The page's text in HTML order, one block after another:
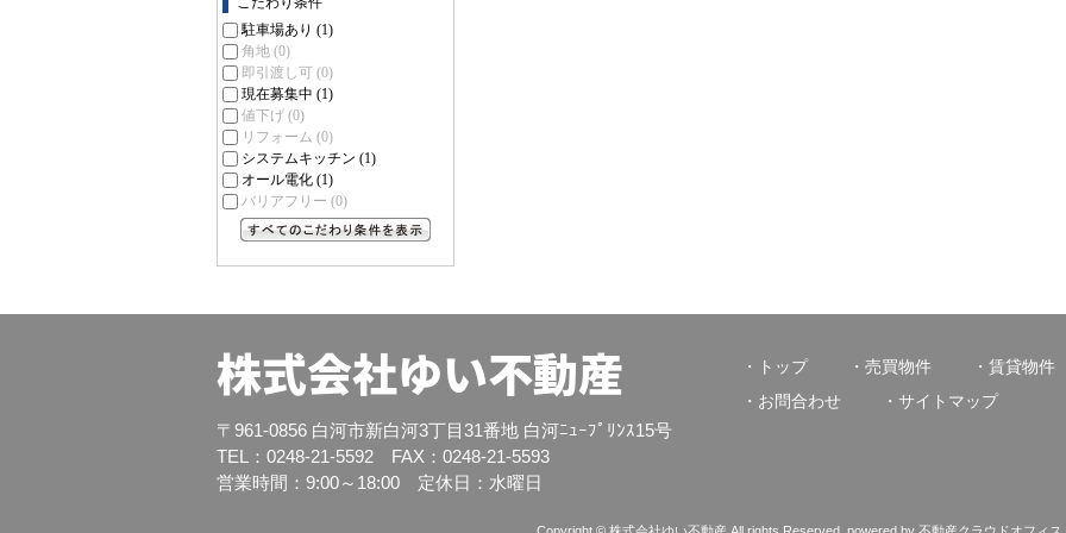
駐車場あり (1)
角地 (0)
即引渡し可 (0)
現在募集中 (1)
値下げ (0)
リフォーム (0)
システムキッチン (1)
オール電化 (1)
バリアフリー (0)
株式会社ゆい不動産
〒961-0856 白河市新白河3丁目31番地 白河ﾆｭｰﾌﾟﾘﾝｽ15号
TEL：0248-21-5592 FAX：0248-21-5593
営業時間：9:00～18:00 定休日：水曜日
トップ 売買物件 賃貸物件
お問合わせ
サイトマップ